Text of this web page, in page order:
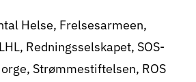
Helse, Frelsesarmeen,
Redningsselskapet, SOS-
Strømmestiftelsen, ROS